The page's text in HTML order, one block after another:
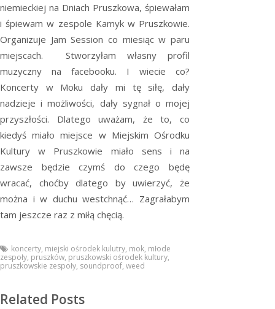
niemieckiej na Dniach Pruszkowa, śpiewałam
i śpiewam w zespole Kamyk w Pruszkowie.
Organizuje Jam Session co miesiąc w paru
miejscach. Stworzyłam własny profil
muzyczny na facebooku. I wiecie co?
Koncerty w Moku dały mi tę siłę, dały
nadzieje i możliwości, dały sygnał o mojej
przyszłości. Dlatego uważam, że to, co
kiedyś miało miejsce w Miejskim Ośrodku
Kultury w Pruszkowie miało sens i na
zawsze będzie czymś do czego będę
wracać, choćby dlatego by uwierzyć, że
można i w duchu westchnąć… Zagrałabym
tam jeszcze raz z miłą chęcią.
koncerty, miejski ośrodek kulutry, mok, młode
zespoły, pruszków, pruszkowski ośrodek kultury,
pruszkowskie zespoły, soundproof, weed
Related Posts